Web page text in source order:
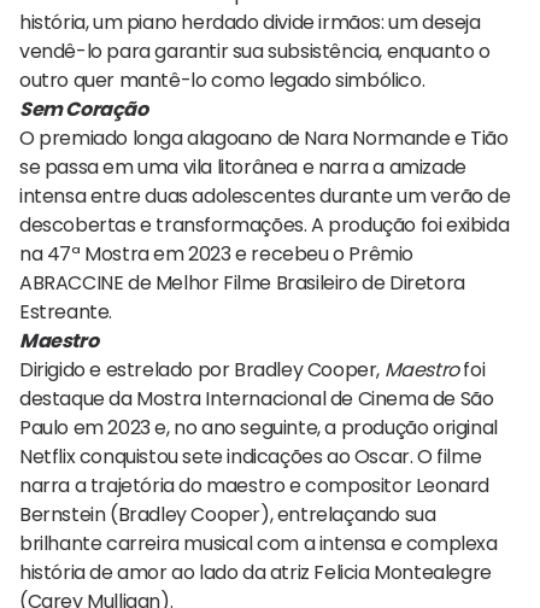
história, um piano herdado divide irmãos: um deseja
vendê-lo para garantir sua subsistência, enquanto o
outro quer mantê-lo como legado simbólico.
Sem Coração
O premiado longa alagoano de Nara Normande e Tião
se passa em uma vila litorânea e narra a amizade
intensa entre duas adolescentes durante um verão de
descobertas e transformações. A produção foi exibida
na 47ª Mostra em 2023 e recebeu o Prêmio
ABRACCINE de Melhor Filme Brasileiro de Diretora
Estreante.
Maestro
Dirigido e estrelado por Bradley Cooper, Maestrofoi
destaque da Mostra Internacional de Cinema de São
Paulo em 2023 e, no ano seguinte, a produção original
Netflix conquistou sete indicações ao Oscar. O filme
narra a trajetória do maestro e compositor Leonard
Bernstein (Bradley Cooper), entrelaçando sua
brilhante carreira musical com a intensa e complexa
história de amor ao lado da atriz Felicia Montealegre
(Carey Mulligan).